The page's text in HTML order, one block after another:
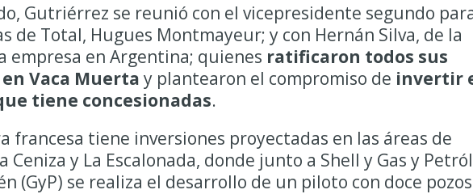
Gutriérrez se reunió con el vicepresidente segundo
de Total, Hugues Montmayeur; y con Hernán Silva, de la
empresa en Argentina; quienes ratificaron todos sus
Vaca Muerta y plantearon el compromiso de invertir
tiene concesionadas.
francesa tiene inversiones proyectadas en las áreas de
Ceniza y La Escalonada, donde junto a Shell y Gas y
(GyP) se realiza el desarrollo de un piloto con doce